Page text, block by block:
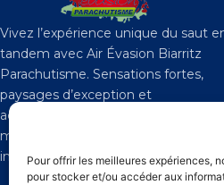
Pour offrir les meilleures expériences,
pour stocker et/ou accéder aux
Vivez l’expérience unique du saut
tandem avec Air Évasion Biarritz
Parachutisme. Sensations fortes,
paysages d’exception et
accompagnement par nos
moniteurs pour un souvenir
inoubliable.